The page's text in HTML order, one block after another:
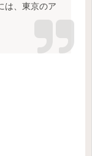
は、東京のア